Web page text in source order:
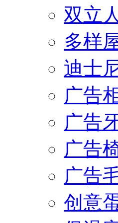
双立
多样
迪士
广告
广告
广告
广告
创意